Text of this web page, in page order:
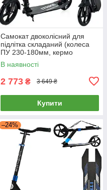
Самокат двоколісний для
підлітка складаний (колеса
ПУ 230-180мм, кермо
81/95см) iTrike SR 2-035-2
Чорний
В наявності
2 773 ₴ 3 649 ₴
Купити
–24%